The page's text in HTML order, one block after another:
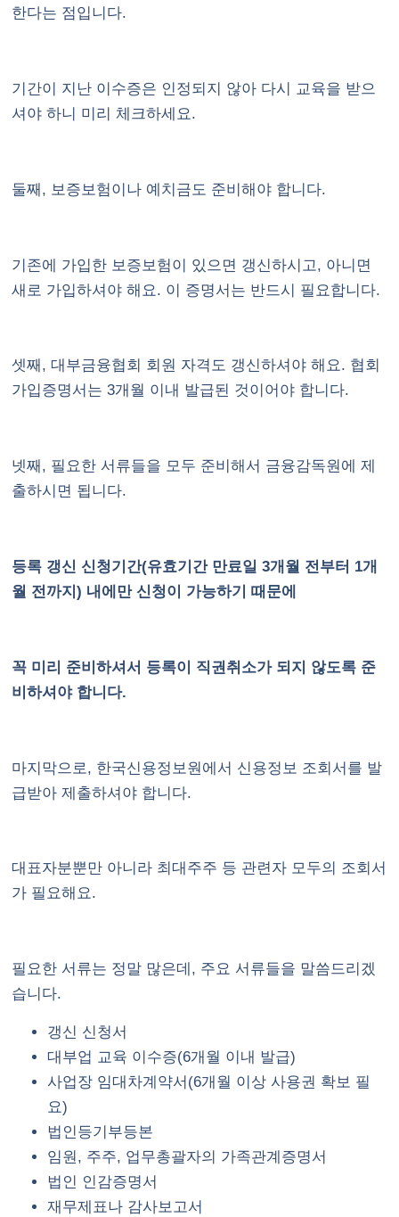
한다는 점입니다.
기간이 지난 이수증은 인정되지 않아 다시 교육을 받으
셔야 하니 미리 체크하세요.
둘째, 보증보험이나 예치금도 준비해야 합니다.
기존에 가입한 보증보험이 있으면 갱신하시고, 아니면
새로 가입하셔야 해요. 이 증명서는 반드시 필요합니다.
셋째, 대부금융협회 회원 자격도 갱신하셔야 해요. 협회
가입증명서는 3개월 이내 발급된 것이어야 합니다.
넷째, 필요한 서류들을 모두 준비해서 금융감독원에 제
출하시면 됩니다.
등록 갱신 신청기간(유효기간 만료일 3개월 전부터 1개
월 전까지) 내에만 신청이 가능하기 때문에
꼭 미리 준비하셔서 등록이 직권취소가 되지 않도록 준
비하셔야 합니다.
마지막으로, 한국신용정보원에서 신용정보 조회서를 발
급받아 제출하셔야 합니다.
대표자분뿐만 아니라 최대주주 등 관련자 모두의 조회서
가 필요해요.
필요한 서류는 정말 많은데, 주요 서류들을 말씀드리겠
습니다.
갱신 신청서
대부업 교육 이수증(6개월 이내 발급)
사업장 임대차계약서(6개월 이상 사용권 확보 필
요)
법인등기부등본
임원, 주주, 업무총괄자의 가족관계증명서
법인 인감증명서
재무제표나 감사보고서